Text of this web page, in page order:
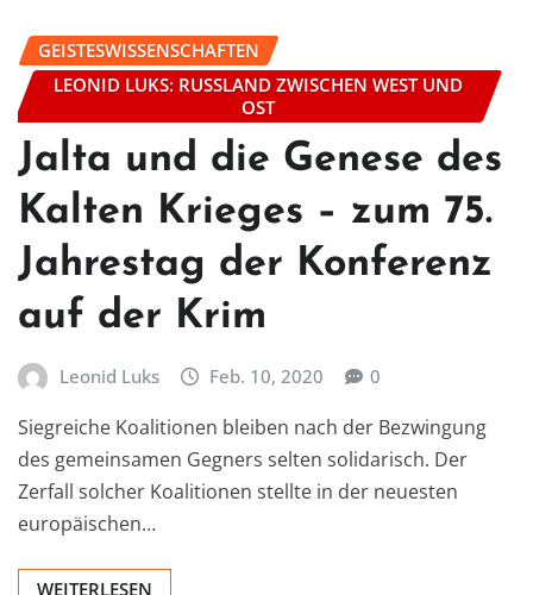
GEISTESWISSENSCHAFTEN
LEONID LUKS: RUSSLAND ZWISCHEN WEST UND
OST
Jalta und die Genese des
Kalten Krieges – zum 75.
Jahrestag der Konferenz
auf der Krim
Leonid Luks Feb. 10, 2020 0
Siegreiche Koalitionen bleiben nach der Bezwingung
des gemeinsamen Gegners selten solidarisch. Der
Zerfall solcher Koalitionen stellte in der neuesten
europäischen…
WEITERLESEN